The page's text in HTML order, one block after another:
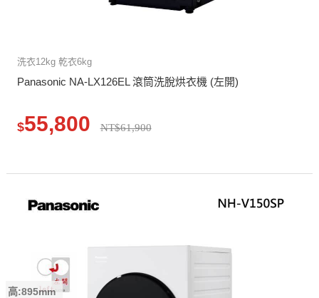
洗衣12kg 乾衣6kg
Panasonic NA-LX126EL 滾筒洗脫烘衣機 (左開)
$55,800 NT$61,900
高:895mm